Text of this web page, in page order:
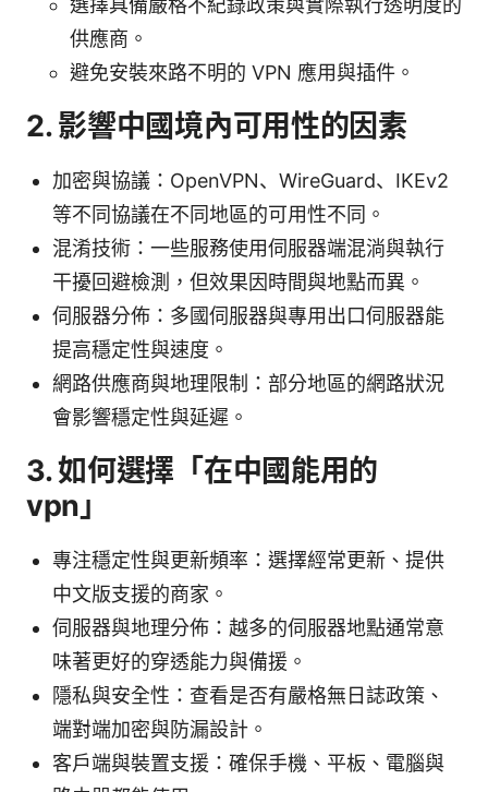
供應商。
避免安裝來路不明的 VPN 應用與插件。
2. 影響中國境內可用性的因素
加密與協議：OpenVPN、WireGuard、IKEv2
等不同協議在不同地區的可用性不同。
混淆技術：一些服務使用伺服器端混淌與執行
干擾回避檢測，但效果因時間與地點而異。
伺服器分佈：多國伺服器與專用出口伺服器能
提高穩定性與速度。
網路供應商與地理限制：部分地區的網路狀況
會影響穩定性與延遲。
3. 如何選擇「在中國能用的
vpn」
專注穩定性與更新頻率：選擇經常更新、提供
中文版支援的商家。
伺服器與地理分佈：越多的伺服器地點通常意
味著更好的穿透能力與備援。
隱私與安全性：查看是否有嚴格無日誌政策、
端對端加密與防漏設計。
客戶端與裝置支援：確保手機、平板、電腦與